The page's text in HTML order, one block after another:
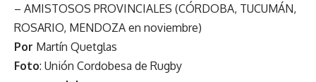
– AMISTOSOS PROVINCIALES (CÓRDOBA, TUCUMÁN,
ROSARIO, MENDOZA en noviembre)
Por Martín Quetglas
Foto: Unión Cordobesa de Rugby